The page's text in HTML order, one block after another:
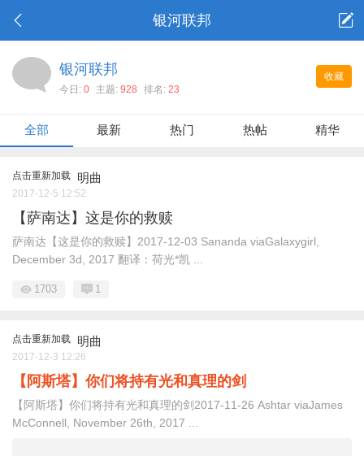
银河联邦
收藏
银河联邦
今日: 0 主题: 928 排名: 23
全部 最新 热门 热帖 精华
点击重新加载 明曲
2017-12-5 12:52
【萨南达】这是你的救赎
萨南达【这是你的救赎】2017-12-03 Sananda viaGalaxygirl,
December 3d, 2017 翻译：荷光*凯 ...
1703 1
点击重新加载 明曲
2017-12-3 12:26
【阿斯塔】你们将持有光和真理的剑
【阿斯塔】你们将持有光和真理的剑2017-11-26 Ashtar viaJames
McConnell, November 26th, 2017 ...